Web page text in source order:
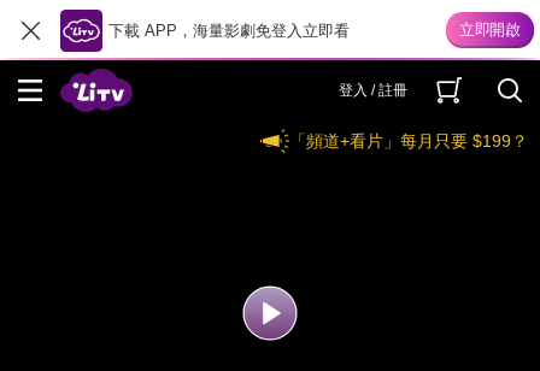
下載 APP，海量影劇免登入立即看
登入 / 註冊
「頻道+看片」每月只要 $199？